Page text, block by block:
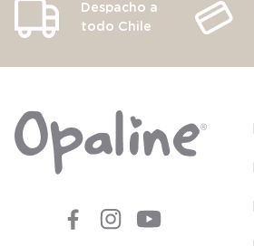
Despacho a
todo Chile